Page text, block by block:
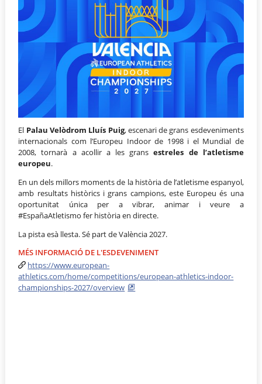
El Palau Velòdrom Lluís Puig, escenari de grans esdeveniments
internacionals com l’Europeu Indoor de 1998 i el Mundial de
2008, tornarà a acollir a les grans estreles de l’atletisme
europeu.
En un dels millors moments de la història de l’atletisme espanyol,
amb resultats històrics i grans campions, este Europeu és una
oportunitat única per a vibrar, animar i veure a
#EspañaAtletismo fer història en directe.
La pista esà llesta. Sé part de València 2027.
MÉS INFORMACIÓ DE L'ESDEVENIMENT
https://www.european-
athletics.com/home/competitions/european-athletics-indoor-
championships-2027/overview